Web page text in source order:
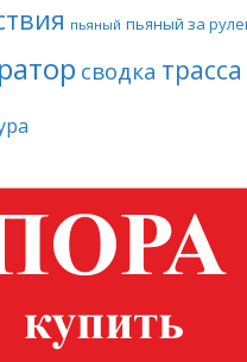
пьяный пьяный за
сводка трасса